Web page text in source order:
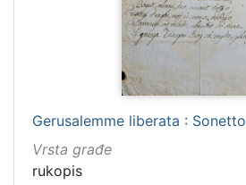
Gerusalemme liberata : Sonetto
Vrsta građe
rukopis